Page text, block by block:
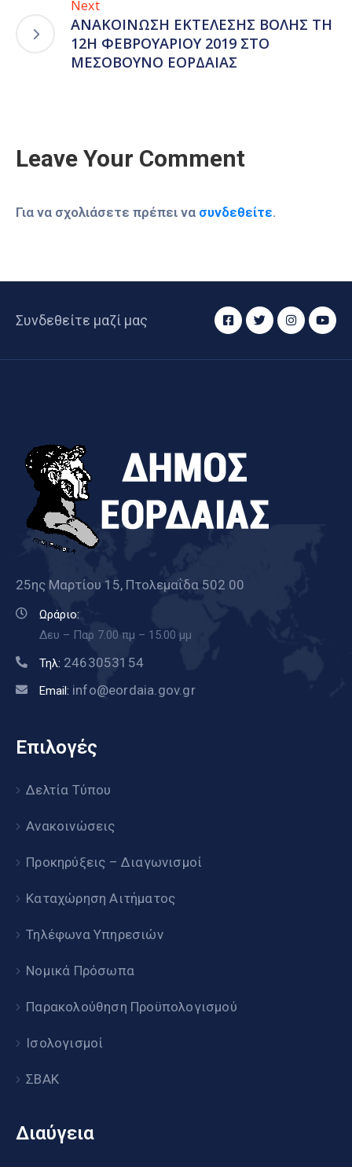
Next
ΑΝΑΚΟΙΝΩΣΗ ΕΚΤΕΛΕΣΗΣ ΒΟΛΗΣ ΤΗ
12Η ΦΕΒΡΟΥΑΡΙΟΥ 2019 ΣΤΟ
ΜΕΣΟΒΟΥΝΟ ΕΟΡΔΑΙΑΣ
Leave Your Comment
Για να σχολιάσετε πρέπει να συνδεθείτε.
Συνδεθείτε μαζί μας
25ης Μαρτίου 15, Πτολεμαΐδα 502 00
Ωράριο:
Δευ – Παρ 7.00 πμ – 15.00 μμ
Τηλ: 2463053154
Email: info@eordaia.gov.gr
Επιλογές
Δελτία Τύπου
Ανακοινώσεις
Προκηρύξεις – Διαγωνισμοί
Καταχώρηση Αιτήματος
Τηλέφωνα Υπηρεσιών
Νομικά Πρόσωπα
Παρακολούθηση Προϋπολογισμού
Ισολογισμοί
ΣΒΑΚ
Διαύγεια